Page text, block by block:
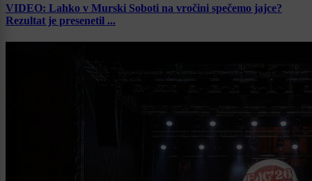
VIDEO: Lahko v Murski Soboti na vročini spečemo jajce?
Rezultat je presenetil ...